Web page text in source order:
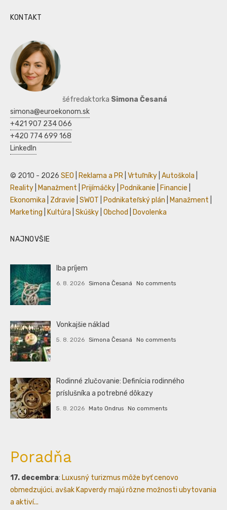
KONTAKT
šéfredaktorka Simona Česaná
simona@euroekonom.sk
+421 907 234 066
+420 774 699 168
LinkedIn
© 2010 - 2026 SEO Reklama a PR Vrtuľníky Autoškola
Reality
Manažment Prijímáčky Podnikanie Financie
Ekonomika
Zdravie SWOT Podnikateľský plán Manažment
Marketing
Kultúra Skúšky Obchod Dovolenka
NAJNOVŠIE
Iba príjem
6. 8. 2026 Simona Česaná No comments
Vonkajšie náklad
5. 8. 2026 Simona Česaná No comments
Rodinné zlučovanie: Definícia rodinného
príslušníka a potrebné dôkazy
5. 8. 2026 Mato Ondrus No comments
Poradňa
17. decembra: Luxusný turizmus môže byť cenovo
obmedzujúci, avšak Kapverdy majú rôzne možnosti ubytovania
a aktiví...